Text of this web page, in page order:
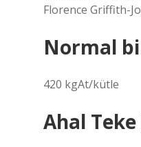
Florence Griffith-
Normal
420 kgAt/kütle
Ahal